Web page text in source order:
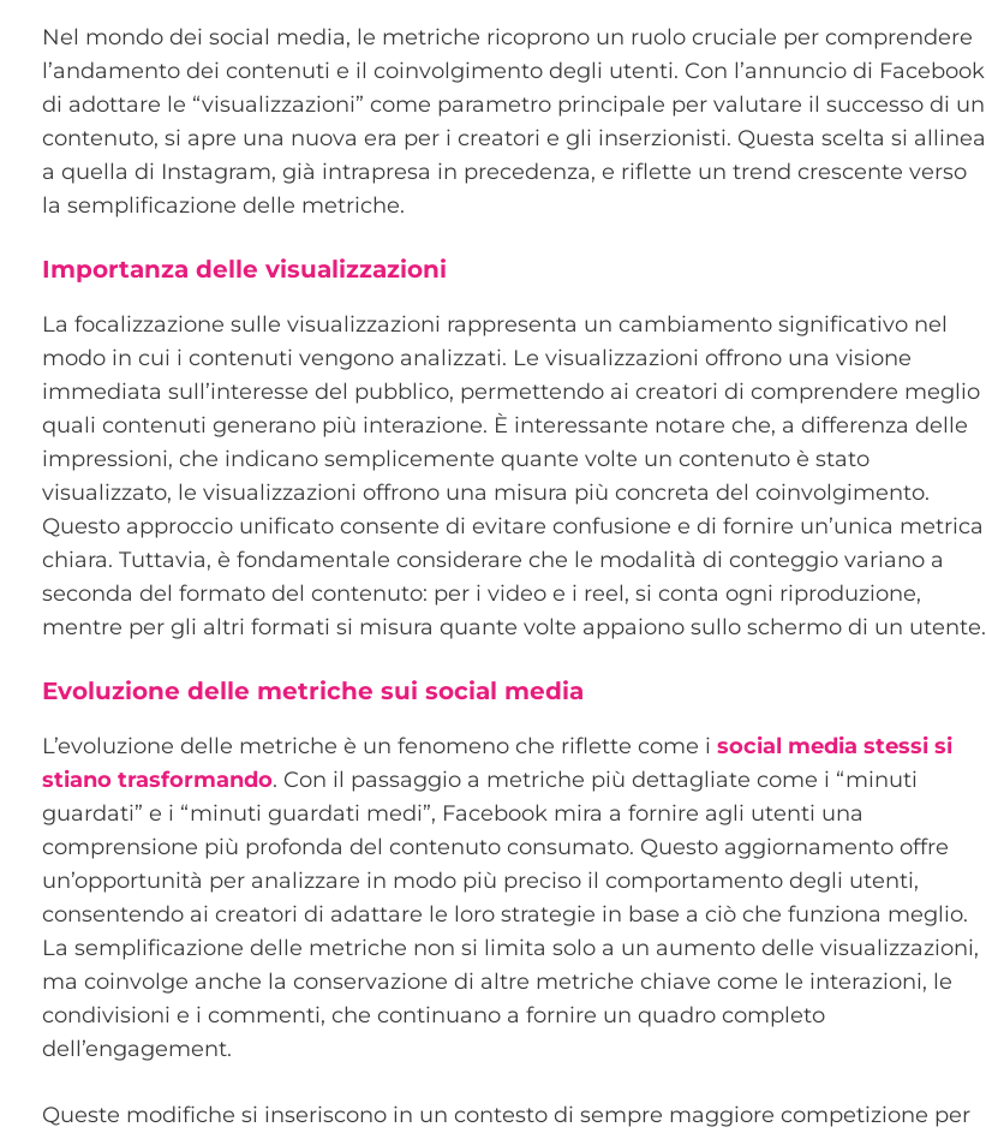
Nel mondo dei social media, le metriche ricoprono un ruolo cruciale per comprendere
l’andamento dei contenuti e il coinvolgimento degli utenti. Con l’annuncio di Facebook
di adottare le “visualizzazioni” come parametro principale per valutare il successo di un
contenuto, si apre una nuova era per i creatori e gli inserzionisti. Questa scelta si allinea
a quella di Instagram, già intrapresa in precedenza, e riflette un trend crescente verso
la semplificazione delle metriche.
Importanza delle visualizzazioni
La focalizzazione sulle visualizzazioni rappresenta un cambiamento significativo nel
modo in cui i contenuti vengono analizzati. Le visualizzazioni offrono una visione
immediata sull’interesse del pubblico, permettendo ai creatori di comprendere meglio
quali contenuti generano più interazione. È interessante notare che, a differenza delle
impressioni, che indicano semplicemente quante volte un contenuto è stato
visualizzato, le visualizzazioni offrono una misura più concreta del coinvolgimento.
Questo approccio unificato consente di evitare confusione e di fornire un’unica metrica
chiara. Tuttavia, è fondamentale considerare che le modalità di conteggio variano a
seconda del formato del contenuto: per i video e i reel, si conta ogni riproduzione,
mentre per gli altri formati si misura quante volte appaiono sullo schermo di un utente.
Evoluzione delle metriche sui social media
L’evoluzione delle metriche è un fenomeno che riflette come i social media stessi si
stiano trasformando. Con il passaggio a metriche più dettagliate come i “minuti
guardati” e i “minuti guardati medi”, Facebook mira a fornire agli utenti una
comprensione più profonda del contenuto consumato. Questo aggiornamento offre
un’opportunità per analizzare in modo più preciso il comportamento degli utenti,
consentendo ai creatori di adattare le loro strategie in base a ciò che funziona meglio.
La semplificazione delle metriche non si limita solo a un aumento delle visualizzazioni,
ma coinvolge anche la conservazione di altre metriche chiave come le interazioni, le
condivisioni e i commenti, che continuano a fornire un quadro completo
dell’engagement.
Queste modifiche si inseriscono in un contesto di sempre maggiore competizione per